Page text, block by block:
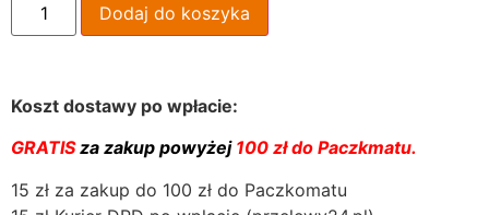
Dodaj do koszyka
Koszt dostawy po wpłacie:
GRATISza zakup powyżej100 zł do Paczkmatu.
15 zł za zakup do 100 zł do Paczkomatu